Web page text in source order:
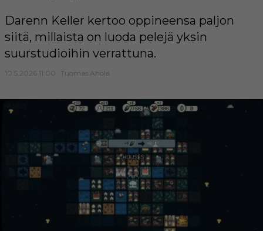
Darenn Keller kertoo oppineensa paljon
siitä, millaista on luoda pelejä yksin
suurstudioihin verrattuna.
10.5.2026 11:00 Tuomas Ahola